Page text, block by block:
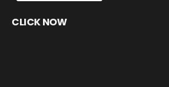
CLICK NOW